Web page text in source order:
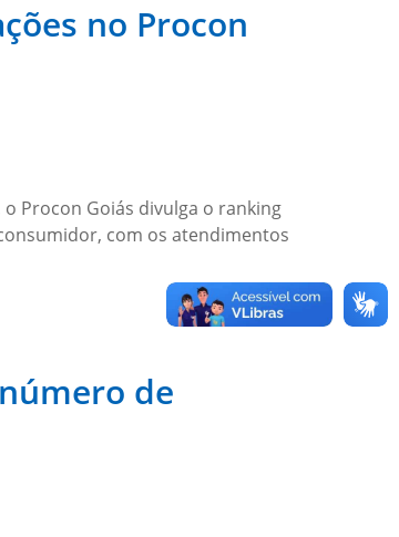
no Procon
Procon Goiás divulga o ranking
com os atendimentos
de